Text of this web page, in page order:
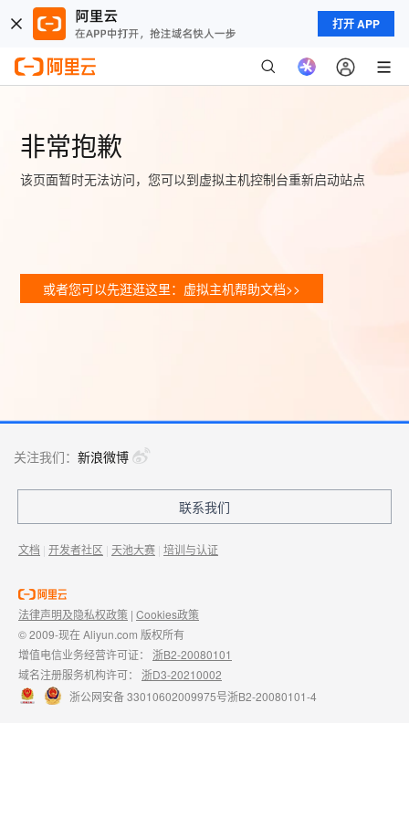
打开 APP
非常抱歉
该页面暂时无法访问，您可以到虚拟主机控制台重新启动站点
或者您可以先逛逛这里：虚拟主机帮助文档>>